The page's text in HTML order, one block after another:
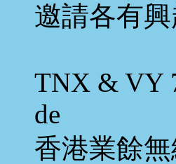
邀請各有
TNX & VY
de
香港業餘